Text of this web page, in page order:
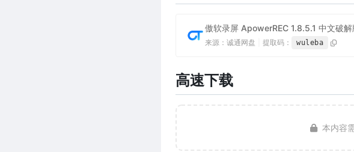
傲软录屏 ApowerREC 1.8.5.1 中文破
来源：诚通网盘 提取码： wuleba
高速下载
本内容